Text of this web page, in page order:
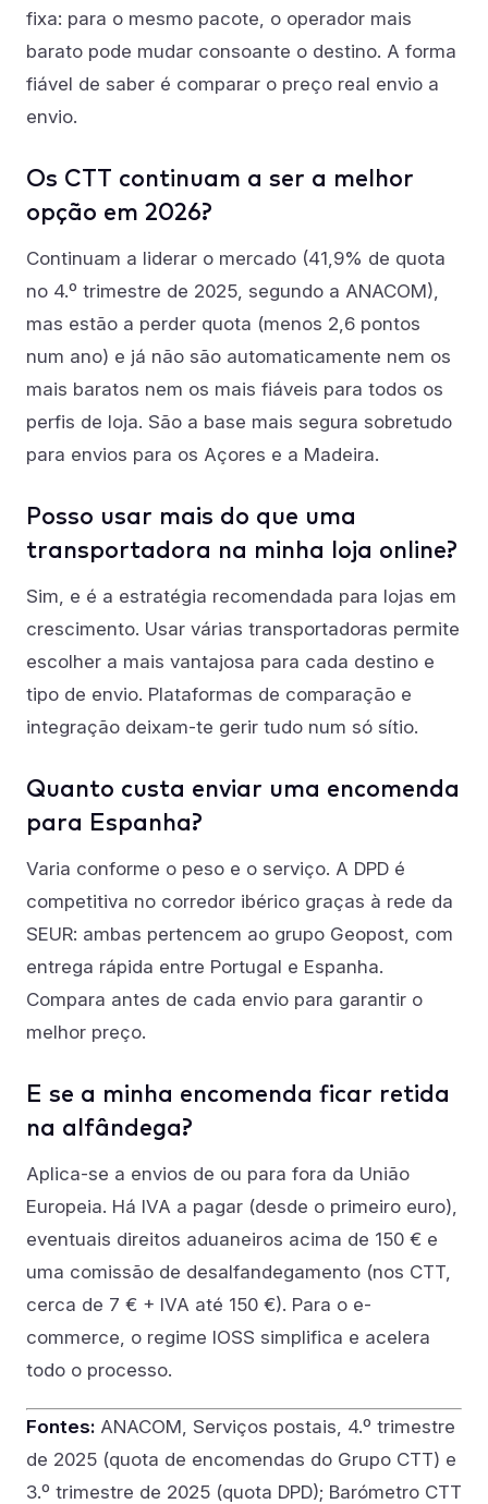
fixa: para o mesmo pacote, o operador mais
barato pode mudar consoante o destino. A forma
fiável de saber é comparar o preço real envio a
envio.
Os CTT continuam a ser a melhor
opção em 2026?
Continuam a liderar o mercado (41,9% de quota
no 4.º trimestre de 2025, segundo a ANACOM),
mas estão a perder quota (menos 2,6 pontos
num ano) e já não são automaticamente nem os
mais baratos nem os mais fiáveis para todos os
perfis de loja. São a base mais segura sobretudo
para envios para os Açores e a Madeira.
Posso usar mais do que uma
transportadora na minha loja online?
Sim, e é a estratégia recomendada para lojas em
crescimento. Usar várias transportadoras permite
escolher a mais vantajosa para cada destino e
tipo de envio. Plataformas de comparação e
integração deixam-te gerir tudo num só sítio.
Quanto custa enviar uma encomenda
para Espanha?
Varia conforme o peso e o serviço. A DPD é
competitiva no corredor ibérico graças à rede da
SEUR: ambas pertencem ao grupo Geopost, com
entrega rápida entre Portugal e Espanha.
Compara antes de cada envio para garantir o
melhor preço.
E se a minha encomenda ficar retida
na alfândega?
Aplica-se a envios de ou para fora da União
Europeia. Há IVA a pagar (desde o primeiro euro),
eventuais direitos aduaneiros acima de 150 € e
uma comissão de desalfandegamento (nos CTT,
cerca de 7 € + IVA até 150 €). Para o e-
commerce, o regime IOSS simplifica e acelera
todo o processo.
Fontes: ANACOM, Serviços postais, 4.º trimestre
de 2025 (quota de encomendas do Grupo CTT) e
3.º trimestre de 2025 (quota DPD); Barómetro CTT